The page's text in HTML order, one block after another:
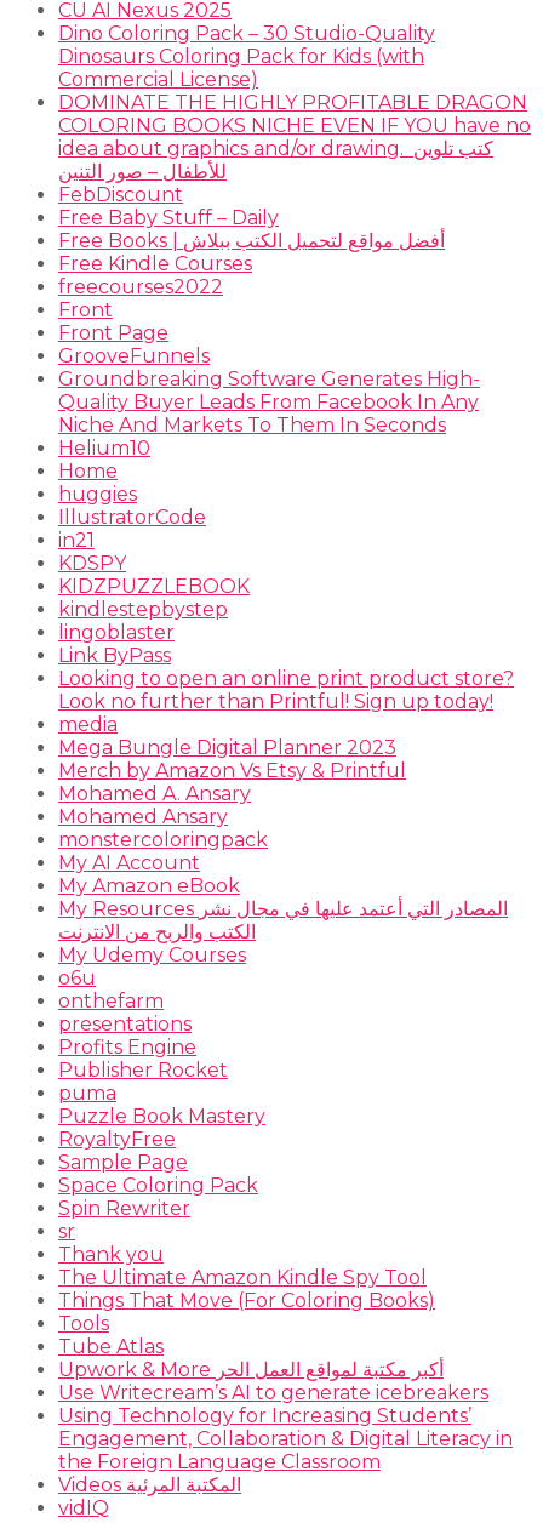
CU AI Nexus 2025
Dino Coloring Pack – 30 Studio-Quality
Dinosaurs Coloring Pack for Kids (with
Commercial License)
DOMINATE THE HIGHLY PROFITABLE DRAGON
COLORING BOOKS NICHE EVEN IF YOU have no
idea about graphics and/or drawing. ​ كتب تلوين
للأطفال – صور التنين
FebDiscount
Free Baby Stuff – Daily
Free Books | أفضل مواقع لتحميل الكتب ببلاش
Free Kindle Courses
freecourses2022
Front
Front Page
GrooveFunnels
Groundbreaking Software Generates High-
Quality Buyer Leads From Facebook In Any
Niche And Markets To Them In Seconds
Helium10
Home
huggies
IllustratorCode
in21
KDSPY
KIDZPUZZLEBOOK
kindlestepbystep
lingoblaster
Link ByPass
Looking to open an online print product store?
Look no further than Printful! Sign up today!
media
Mega Bungle Digital Planner 2023
Merch by Amazon Vs Etsy & Printful
Mohamed A. Ansary
Mohamed Ansary
monstercoloringpack
My AI Account
My Amazon eBook
My Resources المصادر التي أعتمد عليها في مجال نشر
الكتب والربح من الانترنت
My Udemy Courses
o6u
onthefarm
presentations
Profits Engine
Publisher Rocket
puma
Puzzle Book Mastery
RoyaltyFree
Sample Page
Space Coloring Pack
Spin Rewriter
sr
Thank you
The Ultimate Amazon Kindle Spy Tool
Things That Move (For Coloring Books)
Tools
Tube Atlas
Upwork & More أكبر مكتبة لمواقع العمل الحر
Use Writecream’s AI to generate icebreakers
Using Technology for Increasing Students’
Engagement, Collaboration & Digital Literacy in
the Foreign Language Classroom
Videos المكتبة المرئية
vidIQ